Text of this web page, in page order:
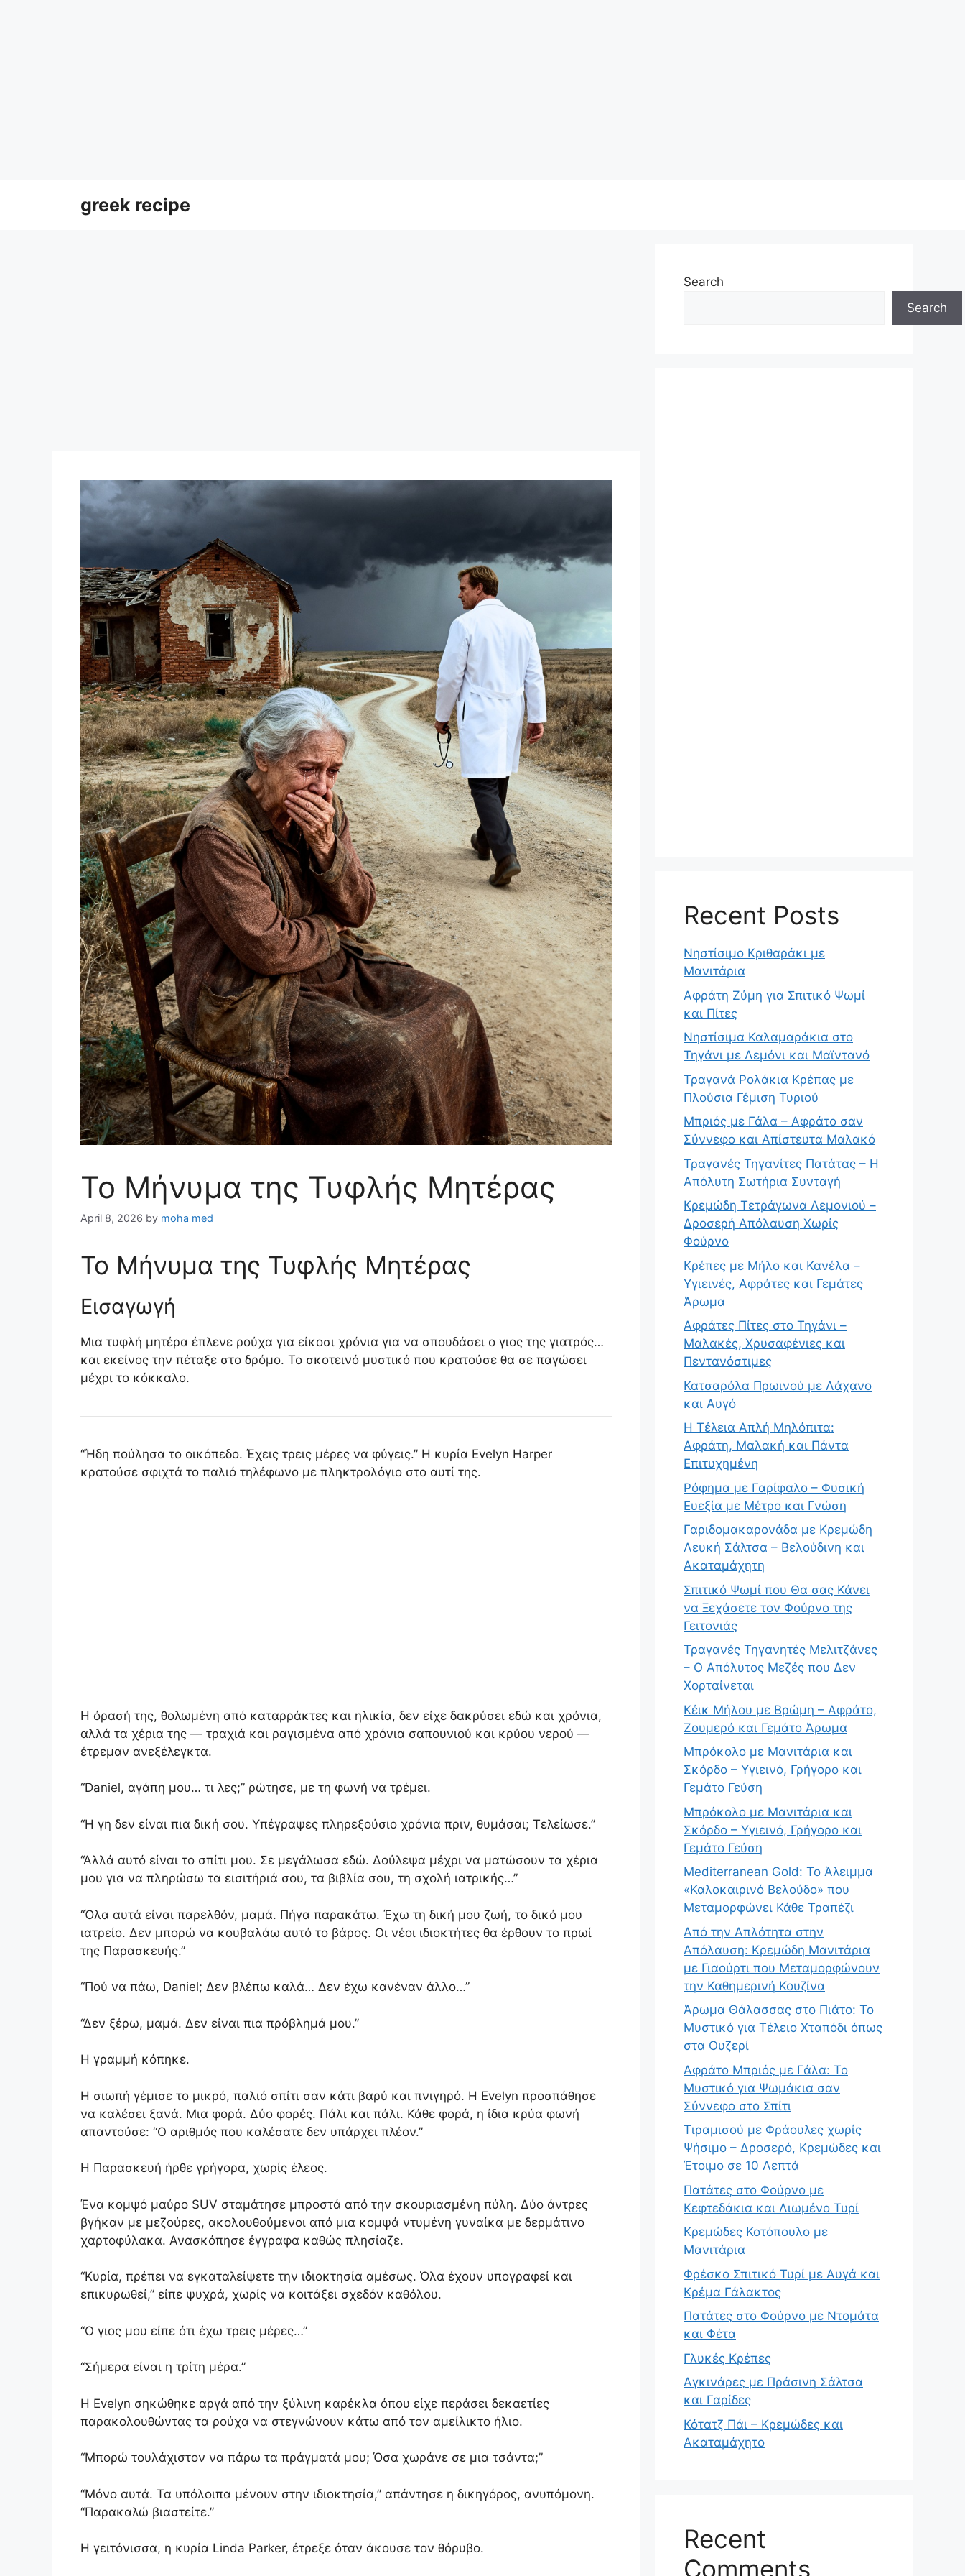
greek recipe
Το Μήνυμα της Τυφλής Μητέρας
April 8, 2026 by moha med
Το Μήνυμα της Τυφλής Μητέρας
Εισαγωγή
Μια τυφλή μητέρα έπλενε ρούχα για είκοσι χρόνια για να σπουδάσει ο γιος της γιατρός…
και εκείνος την πέταξε στο δρόμο. Το σκοτεινό μυστικό που κρατούσε θα σε παγώσει
μέχρι το κόκκαλο.
“Ήδη πούλησα το οικόπεδο. Έχεις τρεις μέρες να φύγεις.” Η κυρία Evelyn Harper
κρατούσε σφιχτά το παλιό τηλέφωνο με πληκτρολόγιο στο αυτί της.
Η όρασή της, θολωμένη από καταρράκτες και ηλικία, δεν είχε δακρύσει εδώ και χρόνια,
αλλά τα χέρια της — τραχιά και ραγισμένα από χρόνια σαπουνιού και κρύου νερού —
έτρεμαν ανεξέλεγκτα.
“Daniel, αγάπη μου… τι λες;” ρώτησε, με τη φωνή να τρέμει.
“Η γη δεν είναι πια δική σου. Υπέγραψες πληρεξούσιο χρόνια πριν, θυμάσαι; Τελείωσε.”
“Αλλά αυτό είναι το σπίτι μου. Σε μεγάλωσα εδώ. Δούλεψα μέχρι να ματώσουν τα χέρια
μου για να πληρώσω τα εισιτήριά σου, τα βιβλία σου, τη σχολή ιατρικής…”
“Όλα αυτά είναι παρελθόν, μαμά. Πήγα παρακάτω. Έχω τη δική μου ζωή, το δικό μου
ιατρείο. Δεν μπορώ να κουβαλάω αυτό το βάρος. Οι νέοι ιδιοκτήτες θα έρθουν το πρωί
της Παρασκευής.”
“Πού να πάω, Daniel; Δεν βλέπω καλά… Δεν έχω κανέναν άλλο…”
“Δεν ξέρω, μαμά. Δεν είναι πια πρόβλημά μου.”
Η γραμμή κόπηκε.
Η σιωπή γέμισε το μικρό, παλιό σπίτι σαν κάτι βαρύ και πνιγηρό. Η Evelyn προσπάθησε
να καλέσει ξανά. Μια φορά. Δύο φορές. Πάλι και πάλι. Κάθε φορά, η ίδια κρύα φωνή
απαντούσε: “Ο αριθμός που καλέσατε δεν υπάρχει πλέον.”
Η Παρασκευή ήρθε γρήγορα, χωρίς έλεος.
Ένα κομψό μαύρο SUV σταμάτησε μπροστά από την σκουριασμένη πύλη. Δύο άντρες
βγήκαν με μεζούρες, ακολουθούμενοι από μια κομψά ντυμένη γυναίκα με δερμάτινο
χαρτοφύλακα. Ανασκόπησε έγγραφα καθώς πλησίαζε.
“Κυρία, πρέπει να εγκαταλείψετε την ιδιοκτησία αμέσως. Όλα έχουν υπογραφεί και
επικυρωθεί,” είπε ψυχρά, χωρίς να κοιτάξει σχεδόν καθόλου.
“Ο γιος μου είπε ότι έχω τρεις μέρες…”
“Σήμερα είναι η τρίτη μέρα.”
Η Evelyn σηκώθηκε αργά από την ξύλινη καρέκλα όπου είχε περάσει δεκαετίες
παρακολουθώντας τα ρούχα να στεγνώνουν κάτω από τον αμείλικτο ήλιο.
“Μπορώ τουλάχιστον να πάρω τα πράγματά μου; Όσα χωράνε σε μια τσάντα;”
“Μόνο αυτά. Τα υπόλοιπα μένουν στην ιδιοκτησία,” απάντησε η δικηγόρος, ανυπόμονη.
“Παρακαλώ βιαστείτε.”
Η γειτόνισσα, η κυρία Linda Parker, έτρεξε όταν άκουσε τον θόρυβο.
Search
Search
Recent Posts
Νηστίσιμο Κριθαράκι με
Μανιτάρια
Αφράτη Ζύμη για Σπιτικό Ψωμί
και Πίτες
Νηστίσιμα Καλαμαράκια στο
Τηγάνι με Λεμόνι και Μαϊντανό
Τραγανά Ρολάκια Κρέπας με
Πλούσια Γέμιση Τυριού
Μπριός με Γάλα – Αφράτο σαν
Σύννεφο και Απίστευτα Μαλακό
Τραγανές Τηγανίτες Πατάτας – Η
Απόλυτη Σωτήρια Συνταγή
Κρεμώδη Τετράγωνα Λεμονιού –
Δροσερή Απόλαυση Χωρίς
Φούρνο
Κρέπες με Μήλο και Κανέλα –
Υγιεινές, Αφράτες και Γεμάτες
Άρωμα
Αφράτες Πίτες στο Τηγάνι –
Μαλακές, Χρυσαφένιες και
Πεντανόστιμες
Κατσαρόλα Πρωινού με Λάχανο
και Αυγό
Η Τέλεια Απλή Μηλόπιτα:
Αφράτη, Μαλακή και Πάντα
Επιτυχημένη
Ρόφημα με Γαρίφαλο – Φυσική
Ευεξία με Μέτρο και Γνώση
Γαριδομακαρονάδα με Κρεμώδη
Λευκή Σάλτσα – Βελούδινη και
Ακαταμάχητη
Σπιτικό Ψωμί που Θα σας Κάνει
να Ξεχάσετε τον Φούρνο της
Γειτονιάς
Τραγανές Τηγανητές Μελιτζάνες
– Ο Απόλυτος Μεζές που Δεν
Χορταίνεται
Κέικ Μήλου με Βρώμη – Αφράτο,
Ζουμερό και Γεμάτο Άρωμα
Μπρόκολο με Μανιτάρια και
Σκόρδο – Υγιεινό, Γρήγορο και
Γεμάτο Γεύση
Μπρόκολο με Μανιτάρια και
Σκόρδο – Υγιεινό, Γρήγορο και
Γεμάτο Γεύση
Mediterranean Gold: Το Άλειμμα
«Καλοκαιρινό Βελούδο» που
Μεταμορφώνει Κάθε Τραπέζι
Από την Απλότητα στην
Απόλαυση: Κρεμώδη Μανιτάρια
με Γιαούρτι που Μεταμορφώνουν
την Καθημερινή Κουζίνα
Άρωμα Θάλασσας στο Πιάτο: Το
Μυστικό για Τέλειο Χταπόδι όπως
στα Ουζερί
Αφράτο Μπριός με Γάλα: Το
Μυστικό για Ψωμάκια σαν
Σύννεφο στο Σπίτι
Τιραμισού με Φράουλες χωρίς
Ψήσιμο – Δροσερό, Κρεμώδες και
Έτοιμο σε 10 Λεπτά
Πατάτες στο Φούρνο με
Κεφτεδάκια και Λιωμένο Τυρί
Κρεμώδες Κοτόπουλο με
Μανιτάρια
Φρέσκο Σπιτικό Τυρί με Αυγά και
Κρέμα Γάλακτος
Πατάτες στο Φούρνο με Ντομάτα
και Φέτα
Γλυκές Κρέπες
Αγκινάρες με Πράσινη Σάλτσα
και Γαρίδες
Κότατζ Πάι – Κρεμώδες και
Ακαταμάχητο
Recent
Comments